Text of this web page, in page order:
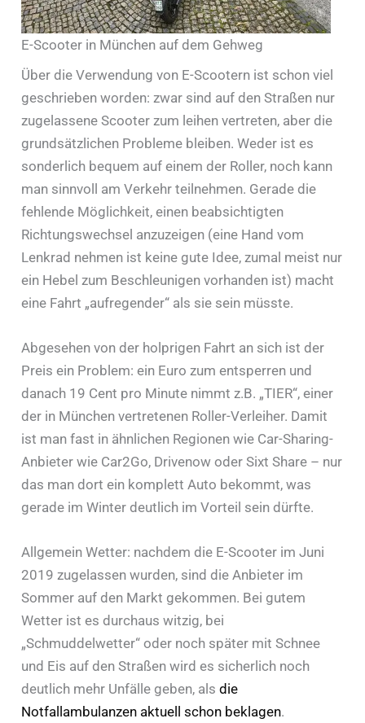
E-Scooter in München auf dem Gehweg
Über die Verwendung von E-Scootern ist schon viel
geschrieben worden: zwar sind auf den Straßen nur
zugelassene Scooter zum leihen vertreten, aber die
grundsätzlichen Probleme bleiben. Weder ist es
sonderlich bequem auf einem der Roller, noch kann
man sinnvoll am Verkehr teilnehmen. Gerade die
fehlende Möglichkeit, einen beabsichtigten
Richtungswechsel anzuzeigen (eine Hand vom
Lenkrad nehmen ist keine gute Idee, zumal meist nur
ein Hebel zum Beschleunigen vorhanden ist) macht
eine Fahrt „aufregender“ als sie sein müsste.
Abgesehen von der holprigen Fahrt an sich ist der
Preis ein Problem: ein Euro zum entsperren und
danach 19 Cent pro Minute nimmt z.B. „TIER“, einer
der in München vertretenen Roller-Verleiher. Damit
ist man fast in ähnlichen Regionen wie Car-Sharing-
Anbieter wie Car2Go, Drivenow oder Sixt Share – nur
das man dort ein komplett Auto bekommt, was
gerade im Winter deutlich im Vorteil sein dürfte.
Allgemein Wetter: nachdem die E-Scooter im Juni
2019 zugelassen wurden, sind die Anbieter im
Sommer auf den Markt gekommen. Bei gutem
Wetter ist es durchaus witzig, bei
„Schmuddelwetter“ oder noch später mit Schnee
und Eis auf den Straßen wird es sicherlich noch
deutlich mehr Unfälle geben, als die
Notfallambulanzen aktuell schon beklagen.